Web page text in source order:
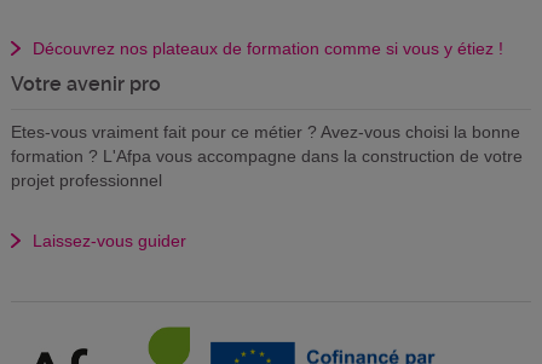
Découvrez nos plateaux de formation comme si vous y étiez !
Votre avenir pro
Etes-vous vraiment fait pour ce métier ? Avez-vous choisi la bonne
formation ? L'Afpa vous accompagne dans la construction de votre
projet professionnel
Laissez-vous guider